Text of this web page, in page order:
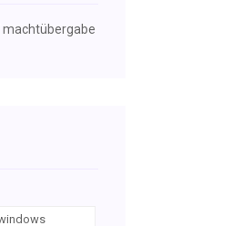
machtübergabe